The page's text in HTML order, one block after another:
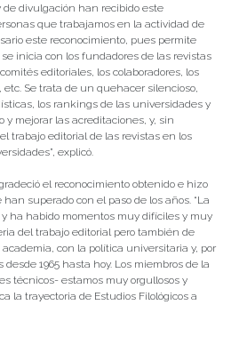
de divulgación han recibido este
que trabajamos en la actividad de
este reconocimiento, pues permite
inicia con los fundadores de las revistas
editoriales, los colaboradores, los
Se trata de un quehacer silencioso,
los rankings de las universidades y
y mejorar las acreditaciones, y, sin
trabajo editorial de las revistas en los
explicó.
el reconocimiento obtenido e hizo
superado con el paso de los años. “La
ha habido momentos muy difíciles y muy
del trabajo editorial pero también de
con la política universitaria y, por
1965 hasta hoy. Los miembros de la
técnicos- estamos muy orgullosos y
la trayectoria de Estudios Filológicos a